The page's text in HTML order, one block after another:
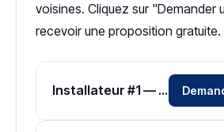
voisines. Cliquez sur "Demander
recevoir une proposition gratuite.
Installateur #1 — Zone Seine-Saint-Denis